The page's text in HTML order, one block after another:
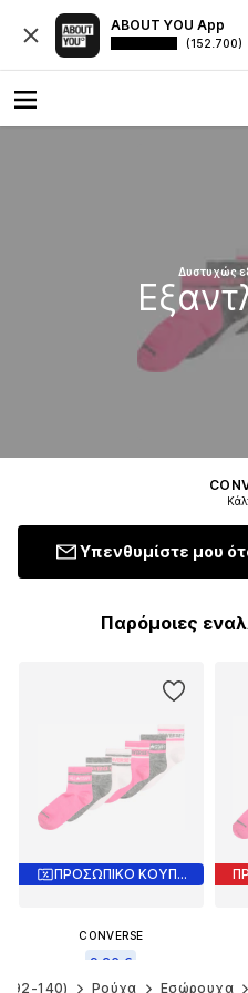
ABOUT YOU App
(152.700)
Δυστυχώς
Υπενθυμίστε μου
Παρόμοιες
ΠΡΟΣΩΠΙΚΟ ΚΟΥΠΟΝΙ
CONVERSE
9,26 €
Αρχικά: 15,90 €
92-140) Ρούχα Εσώρουχα